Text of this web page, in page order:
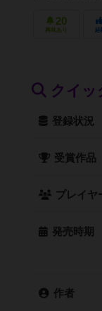
20
興味あり 経
クイッ
登録状況
受賞作品
プレイヤ
発売時期
作者